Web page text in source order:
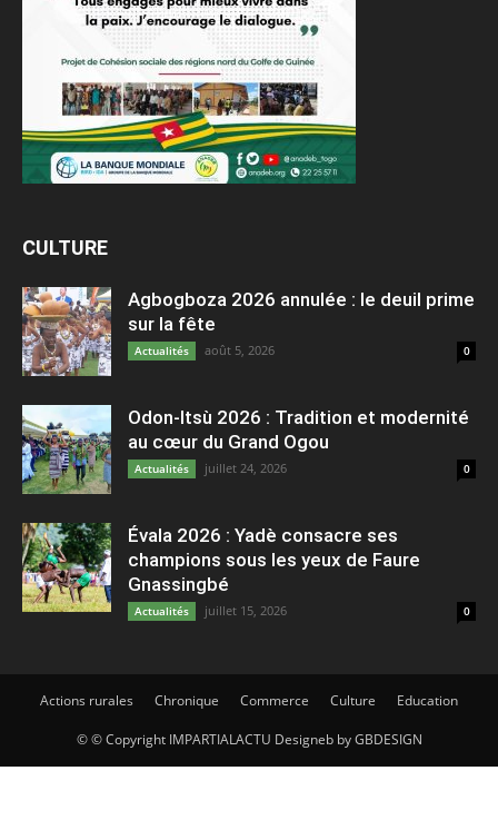
CULTURE
Agbogboza 2026 annulée : le deuil prime
sur la fête
Actualités août 5, 2026 0
Odon-Itsù 2026 : Tradition et modernité
au cœur du Grand Ogou
Actualités juillet 24, 2026 0
Évala 2026 : Yadè consacre ses
champions sous les yeux de Faure
Gnassingbé
Actualités juillet 15, 2026 0
Actions rurales Chronique Commerce Culture Education
© © Copyright IMPARTIALACTU Designeb by GBDESIGN